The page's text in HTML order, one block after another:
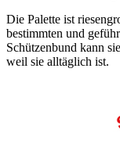
Die Palette ist
bestimmten und
Schützenbund kann
weil sie alltäglich ist.